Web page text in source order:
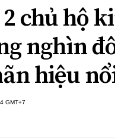
luật
Góc nhìn luật gia
Hồ sơ điều tra
Tiếng nói công dân
An ninh - Hình sự
chủ hộ
nghìn
hiệu
GMT+7